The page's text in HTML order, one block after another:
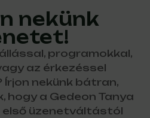
nekünk
programokkal,
az érkezéssel
nekünk bátran,
hogy a Gedeon Tanya
első üzenetváltástól